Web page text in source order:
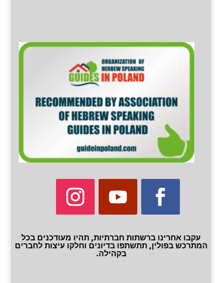
עקבו אחרינו ברשתות חברתיות, תהיו מעודכנים בכל
המתרכש בפולין, תתשתפו בדיונים וחלקו עיצות לחברים
בקהילה.